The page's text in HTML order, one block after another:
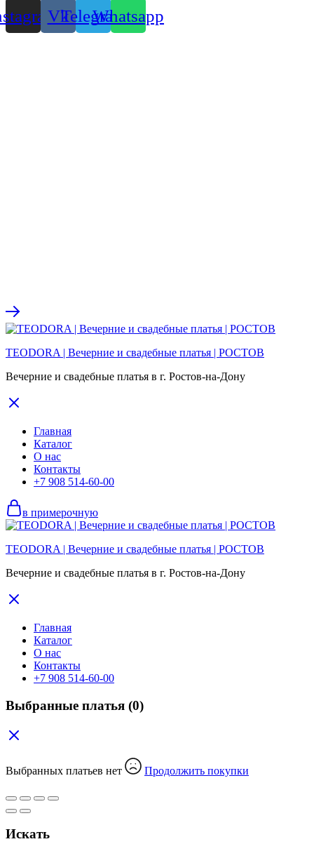
VkTelegramWhatsapp
TEODORA | Вечерние и свадебные платья | РОСТОВ
Вечерние и свадебные платья в г. Ростов-на-Дону
Главная
Каталог
О нас
Контакты
+7 908 514-60-00
в примерочную
TEODORA | Вечерние и свадебные платья | РОСТОВ
Вечерние и свадебные платья в г. Ростов-на-Дону
Главная
Каталог
О нас
Контакты
+7 908 514-60-00
Выбранные платья (0)
Выбранных платьев нет Продолжить покупки
Искать